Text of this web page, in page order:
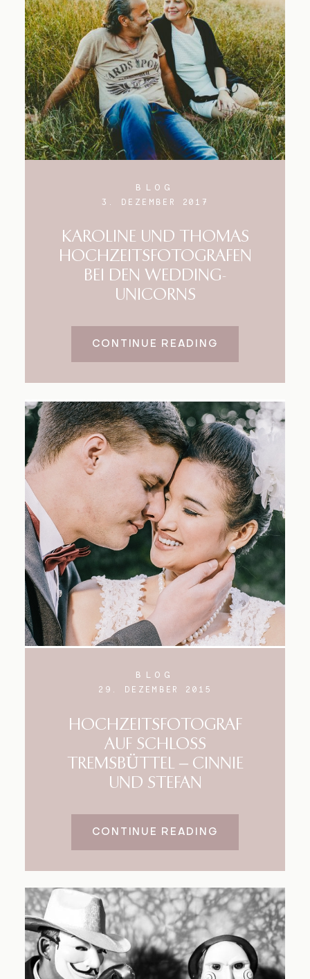
BLOG
3. DEZEMBER 2017
KAROLINE UND THOMAS
HOCHZEITSFOTOGRAFEN
BEI DEN WEDDING-
UNICORNS
CONTINUE READING
BLOG
29. DEZEMBER 2015
HOCHZEITSFOTOGRAF
AUF SCHLOSS
TREMSBÜTTEL – CINNIE
UND STEFAN
CONTINUE READING
Blog
Impressum